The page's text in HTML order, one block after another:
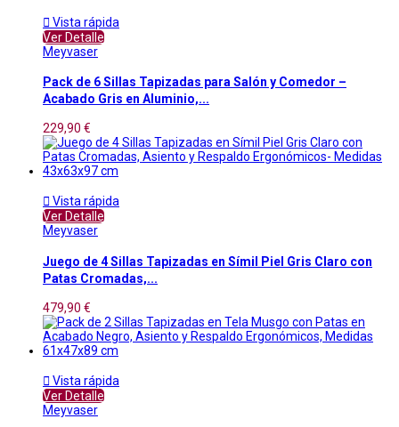
 Vista rápida
Ver Detalle
Meyvaser
Pack de 6 Sillas Tapizadas para Salón y Comedor –
Acabado Gris en Aluminio,...
229,90 €
 Vista rápida
Ver Detalle
Meyvaser
Juego de 4 Sillas Tapizadas en Símil Piel Gris Claro con
Patas Cromadas,...
479,90 €
 Vista rápida
Ver Detalle
Meyvaser